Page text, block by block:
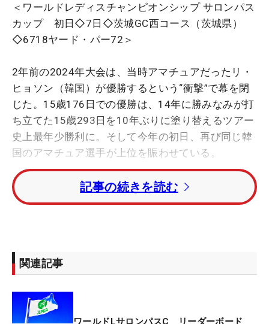
＜ワールドレディスチャンピオンシップ サロンパス
カップ 初日◇7日◇茨城GC西コース（茨城県）
◇6718ヤード・パー72＞
2年前の2024年大会は、当時アマチュアだったリ・
ヒョソン（韓国）が優勝するという“衝撃”で幕を閉
じた。15歳176日での優勝は、14年に勝みなみが打
ち立てた15歳293日を10年ぶりに塗り替えるツアー
史上最年少勝利に。そして今年の初日、再び同じ韓
国のアマチュア選手が上位を賑わせている。
現在、韓国の高校に通う17歳のオ・スミンが、首位
と2打差の2アンダー・2位タイで滑り出した。前年
ショナルチームでも活躍している。「そこまで緊張
もしていませんでした。最初（前半11番）でボギー
に、少しずつ良くなりました」。受け答えも堂々と
している。
記事の続きを読む
関連記事
ワールドLサロンパスC リーダーボード